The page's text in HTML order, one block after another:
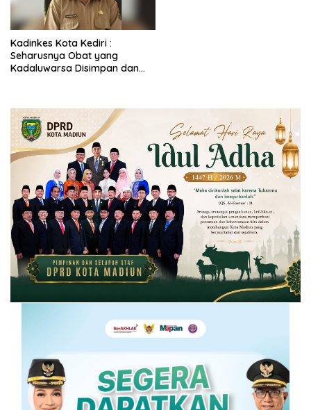
Kadinkes Kota Kediri :
Seharusnya Obat yang
Kadaluwarsa Disimpan dan